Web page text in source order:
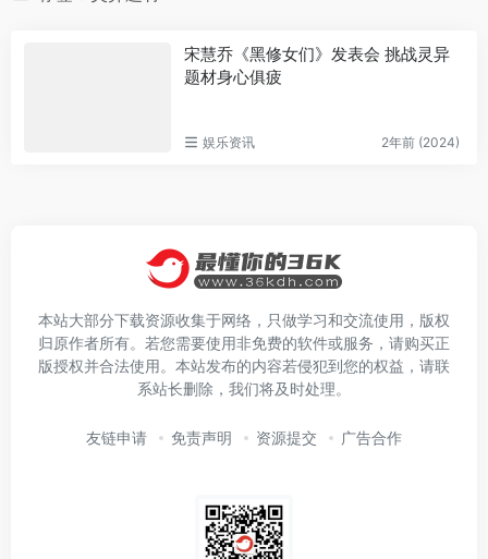
宋慧乔《黑修女们》发表会 挑战灵异
题材身心俱疲
娱乐资讯 2年前 (2024)
本站大部分下载资源收集于网络，只做学习和交流使用，版权
归原作者所有。若您需要使用非免费的软件或服务，请购买正
版授权并合法使用。本站发布的内容若侵犯到您的权益，请联
系站长删除，我们将及时处理。
友链申请 免责声明 资源提交 广告合作